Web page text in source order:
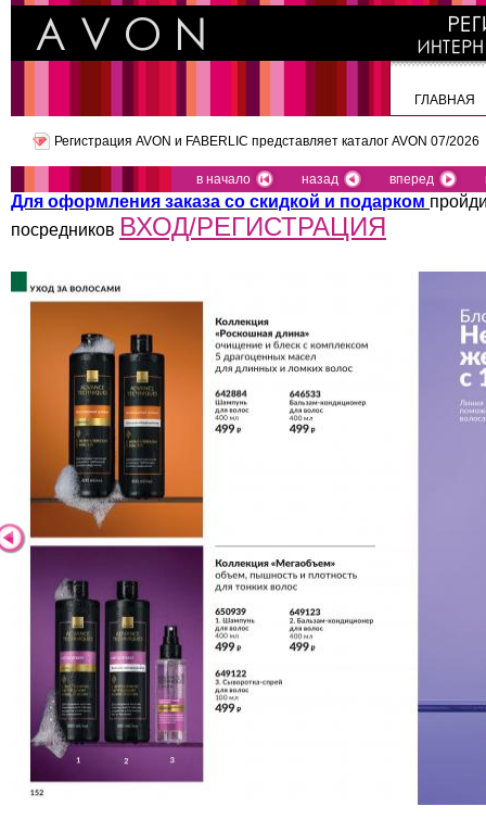
ГЛАВНАЯ
Регистрация AVON и FABERLIC представляет каталог AVON 07/2026
в начало назад вперед
Для оформления заказа со скидкой и подарком
посредников ВХОД/РЕГИСТРАЦИЯ